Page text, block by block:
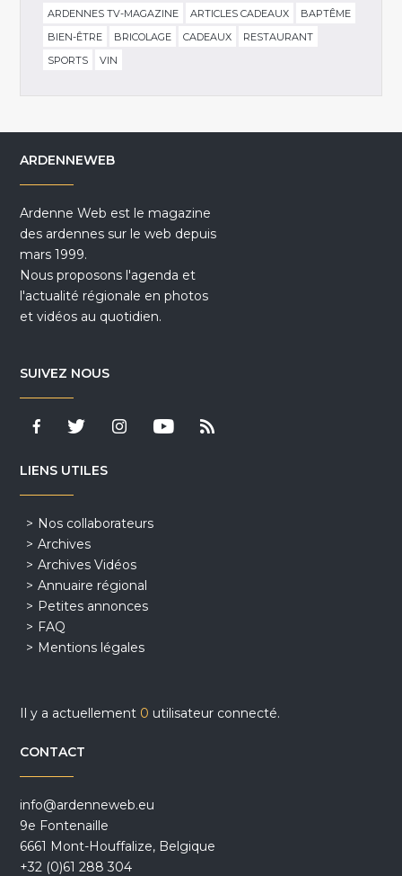
ARDENNES TV-MAGAZINE
ARTICLES CADEAUX
BAPTÊME
BIEN-ÊTRE
BRICOLAGE CADEAUX
RESTAURANT
SPORTS
VIN
ARDENNEWEB
Ardenne Web est le magazine
des ardennes sur le web depuis
mars 1999.
Nous proposons l'agenda et
l'actualité régionale en photos
et vidéos au quotidien.
SUIVEZ NOUS
LIENS UTILES
Nos collaborateurs
Archives
Archives Vidéos
Annuaire régional
Petites annonces
FAQ
Mentions légales
Il y a actuellement 0 utilisateur connecté.
CONTACT
info@ardenneweb.eu
9e Fontenaille
6661 Mont-Houffalize, Belgique
+32 (0)61 288 304